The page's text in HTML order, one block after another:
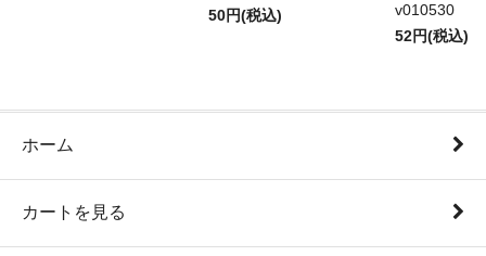
50円(税込)
v010530
52円(税込)
ホーム
カートを見る